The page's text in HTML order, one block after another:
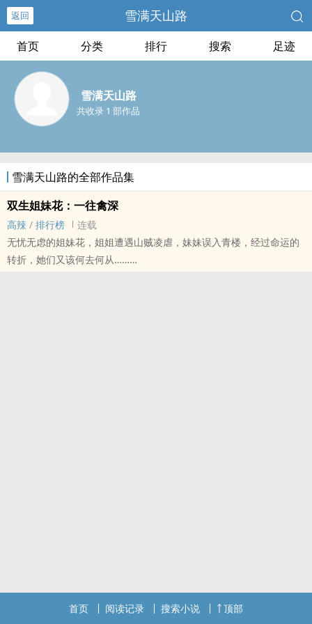
返回 雪满天山路
首页 分类 排行 搜索 足迹
雪满天山路
共收录 1 部作品
雪满天山路的全部作品集
双生姐妹花：一往禽深
‌­​高­辣‍ / 排行榜
连载
无忧无虑的姐妹花，姐姐遭遇山贼凌虐，妹妹误入青楼，经过命运的
转折，她们又该何去何从……
首页 阅读记录 搜索小说 顶部